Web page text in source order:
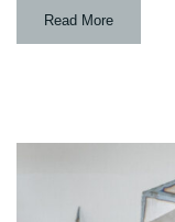
Read More